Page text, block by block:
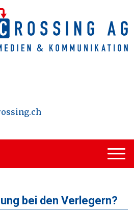
bei den Verlegern?